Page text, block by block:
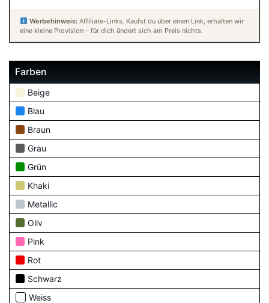
Werbehinweis:Affiliate-Links. Kaufst du über einen Link, erhalten wir
eine kleine Provision – für dich ändert sich am Preis nichts.
Farben
Beige
Blau
Braun
Grau
Grün
Khaki
Metallic
Oliv
Pink
Rot
Schwarz
Weiss